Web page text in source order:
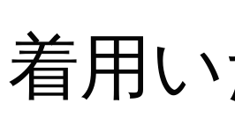
着用